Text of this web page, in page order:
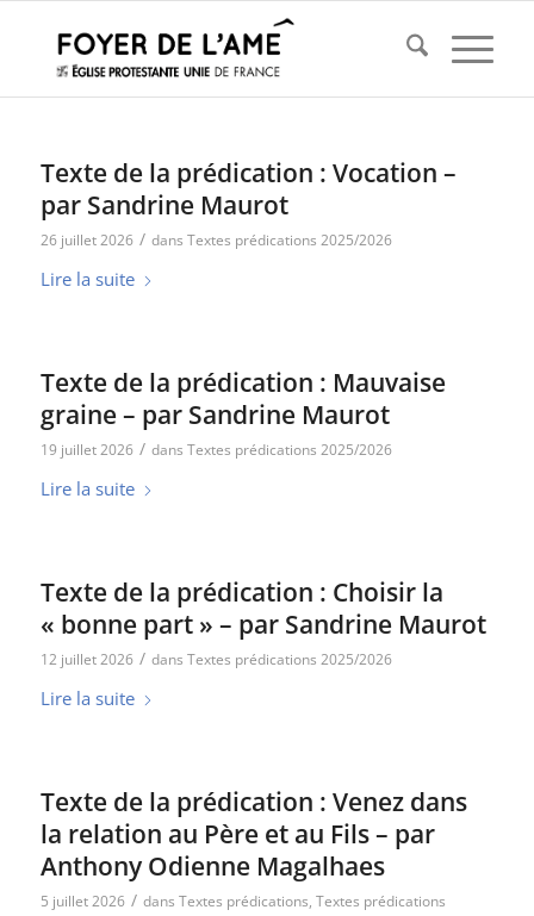
Texte de la prédication : Vocation –
par Sandrine Maurot
26 juillet 2026 / dans Textes prédications 2025/2026
Lire la suite
Texte de la prédication : Mauvaise
graine – par Sandrine Maurot
19 juillet 2026 / dans Textes prédications 2025/2026
Lire la suite
Texte de la prédication : Choisir la
« bonne part » – par Sandrine Maurot
12 juillet 2026 / dans Textes prédications 2025/2026
Lire la suite
Texte de la prédication : Venez dans
la relation au Père et au Fils – par
Anthony Odienne Magalhaes
5 juillet 2026 / dans Textes prédications, Textes prédications